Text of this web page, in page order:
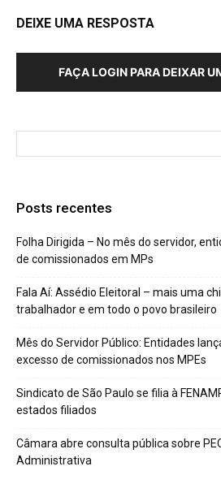
DEIXE UMA RESPOSTA
FAÇA LOGIN PARA DEIXAR
Posts recentes
Folha Dirigida – No mês do servidor,
de comissionados em MPs
Fala Aí: Assédio Eleitoral – mais uma
trabalhador e em todo o povo brasileiro
Mês do Servidor Público: Entidades
excesso de comissionados nos MPEs
Sindicato de São Paulo se filia à
estados filiados
Câmara abre consulta pública sobre
Administrativa